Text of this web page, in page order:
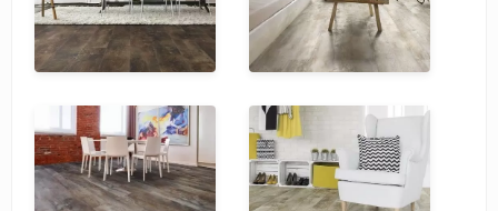
Vinilam
Wonderful Vinyl